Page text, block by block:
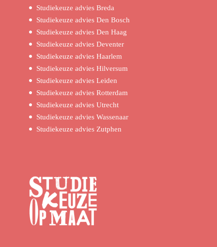
Studiekeuze advies Breda
Studiekeuze advies Den Bosch
Studiekeuze advies Den Haag
Studiekeuze advies Deventer
Studiekeuze advies Haarlem
Studiekeuze advies Hilversum
Studiekeuze advies Leiden
Studiekeuze advies Rotterdam
Studiekeuze advies Utrecht
Studiekeuze advies Wassenaar
Studiekeuze advies Zutphen